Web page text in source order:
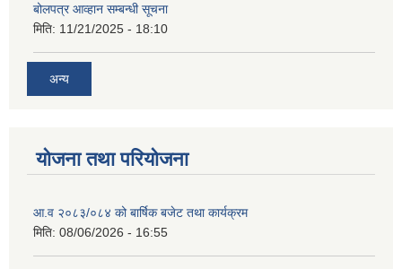
बोलपत्र आव्हान सम्बन्धी सूचना
मिति: 11/21/2025 - 18:10
अन्य
योजना तथा परियोजना
आ.व २०८३/०८४ को बार्षिक बजेट तथा कार्यक्रम
मिति: 08/06/2026 - 16:55